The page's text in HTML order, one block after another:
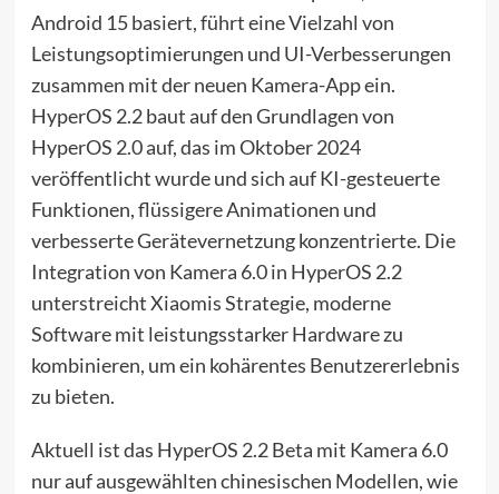
Android 15 basiert, führt eine Vielzahl von
Leistungsoptimierungen und UI-Verbesserungen
zusammen mit der neuen Kamera-App ein.
HyperOS 2.2 baut auf den Grundlagen von
HyperOS 2.0 auf, das im Oktober 2024
veröffentlicht wurde und sich auf KI-gesteuerte
Funktionen, flüssigere Animationen und
verbesserte Gerätevernetzung konzentrierte. Die
Integration von Kamera 6.0 in HyperOS 2.2
unterstreicht Xiaomis Strategie, moderne
Software mit leistungsstarker Hardware zu
kombinieren, um ein kohärentes Benutzererlebnis
zu bieten.
Aktuell ist das HyperOS 2.2 Beta mit Kamera 6.0
nur auf ausgewählten chinesischen Modellen, wie